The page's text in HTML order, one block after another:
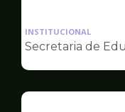
INSTITUCIONAL
Secretaria de